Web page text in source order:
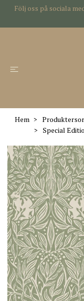
Följ oss på sociala
Hem
Special